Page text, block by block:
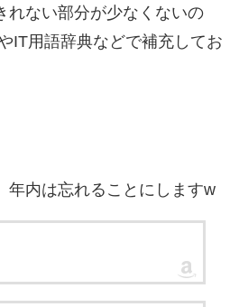
れない部分が少なくないの
IT用語辞典などで補充してお
年内は忘れることにしますw